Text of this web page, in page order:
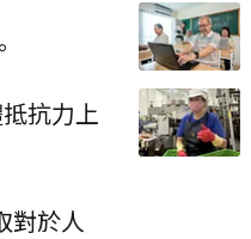
抗力上
對於人